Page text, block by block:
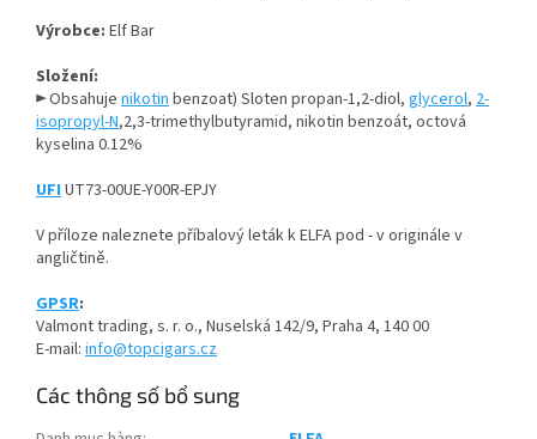
Výrobce: Elf Bar
Složení:
► Obsahuje nikotinbenzoat) Sloten propan-1,2-diol, glycerol, 2-
isopropyl-N,2,3-trimethylbutyramid, nikotin benzoát, octová
kyselina 0.12%
UFIUT73-00UE-Y00R-EPJY
V příloze naleznete příbalový leták k ELFA pod - v originále v
angličtině.
GPSR:
Valmont trading, s. r. o., Nuselská 142/9, Praha 4, 140 00
E-mail: info@topcigars.cz
Các thông số bổ sung